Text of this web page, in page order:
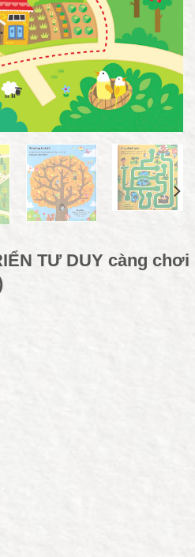
TƯ DUY càng chơi